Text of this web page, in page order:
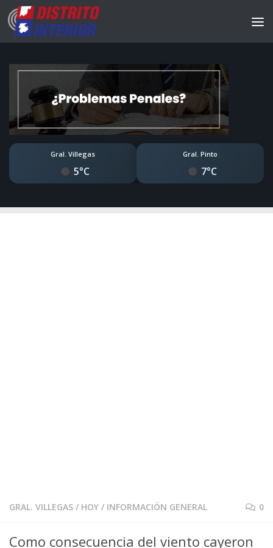
Gral. Villegas
5°C
Gral. Pinto
7°C
GRAL. VILLEGAS / HOY / INFORMACIÓN GENERAL 0
Como consecuencia del viento cayeron